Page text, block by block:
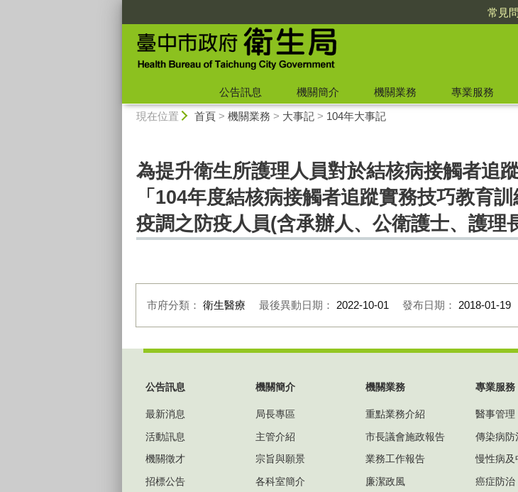
常見
公告訊息 機關簡介 機關業務 專業服務
現在位置 首頁> 機關業務 > 大事記> 104年大事記
為提升衛生所護理人員對於結核病接觸者追
「104年度結核病接觸者追蹤實務技巧教育
疫調之防疫人員(含承辦人、公衛護士、護理
市府分類： 衛生醫療 最後異動日期： 2022-10-01 發布日期： 2018-01-19
公告訊息
最新消息
活動訊息
機關徵才
招標公告
機關簡介
局長專區
主管介紹
宗旨與願景
各科室簡介
機關業務
重點業務介紹
市長議會施政報告
業務工作報告
廉潔政風
專業服務
醫事管理
傳染病防
慢性病及
癌症防治